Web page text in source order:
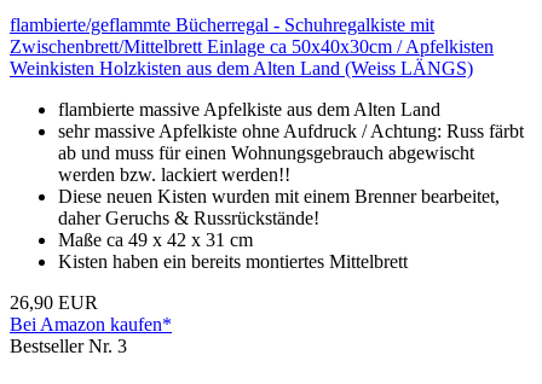
flambierte/geflammte Bücherregal - Schuhregalkiste mit
Zwischenbrett/Mittelbrett Einlage ca 50x40x30cm / Apfelkisten
Weinkisten Holzkisten aus dem Alten Land (Weiss LÄNGS)
flambierte massive Apfelkiste aus dem Alten Land
sehr massive Apfelkiste ohne Aufdruck / Achtung: Russ färbt
ab und muss für einen Wohnungsgebrauch abgewischt
werden bzw. lackiert werden!!
Diese neuen Kisten wurden mit einem Brenner bearbeitet,
daher Geruchs & Russrückstände!
Maße ca 49 x 42 x 31 cm
Kisten haben ein bereits montiertes Mittelbrett
26,90 EUR
Bei Amazon kaufen*
Bestseller Nr. 3